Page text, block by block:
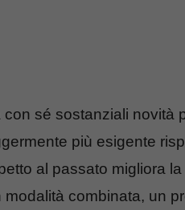
con sé sostanziali novità
più esigente
al passato migliora
combinata, un